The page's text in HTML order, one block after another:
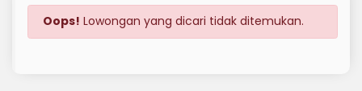
Oops! Lowongan yang dicari tidak ditemukan.